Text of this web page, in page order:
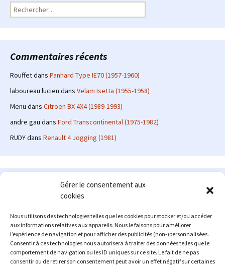
Gérer le consentement aux
cookies
Nous utilisons des technologies telles que les cookies pour stocker et/ou accéder
aux informations relatives aux appareils. Nous le faisons pour améliorer
l’expérience de navigation et pour afficher des publicités (non-)personnalisées.
Consentir à ces technologies nous autorisera à traiter des données telles que le
comportement de navigation ou les ID uniques sur ce site. Le fait de ne pas
consentir ou de retirer son consentement peut avoir un effet négatif sur certaines
Rechercher :
Commentaires récents
Rouffetdans Panhard Type IE70 (1957-1960)
laboureau lucien dans Velam Isetta (1955-1958)
Menu dans Citroën BX 4X4 (1989-1993)
andre gau dans Ford Transcontinental (1975-1982)
RUDYdans Renault 4 Jogging (1981)
Le site en quelques mots
: passionné d'automobile ancienne depuis de
nombreuses années, j'ai commencé à partager ma passion sur
internet à partir de 2009 au travers d'un blog qui a connu un relatif
succès. Fin 2013, je décide de prendre mon autonomie et me lancer
avec mon propre site : l'Automobile Ancienne.
Me contacter : alex(at)lautomobileancienne.com